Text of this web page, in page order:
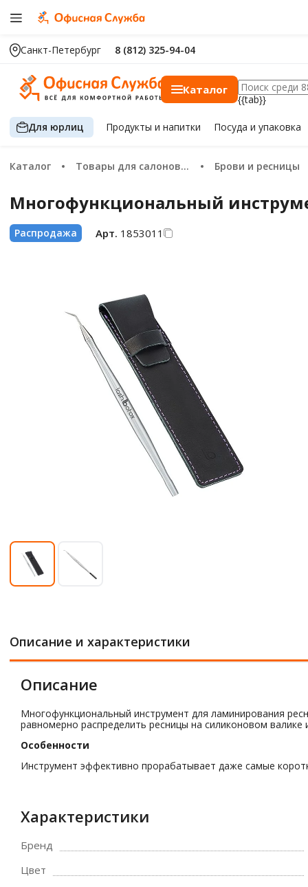
Санкт-Петербург 8 (812) 325-94-04
Каталог
{{tab}}
Для юрлиц Продуктыи напитки Посуда и упаковка
Каталог Товары для салонов красоты Брови и ресницы
Многофункциональный
Распродажа Арт. 1853011
Описание и характеристики
Описание
Многофункциональный инструмент для ламинирования
равномерно распределить ресницы на силиконовом
Особенности
Инструмент эффективно прорабатывает даже самые
Характеристики
Бренд
Цвет